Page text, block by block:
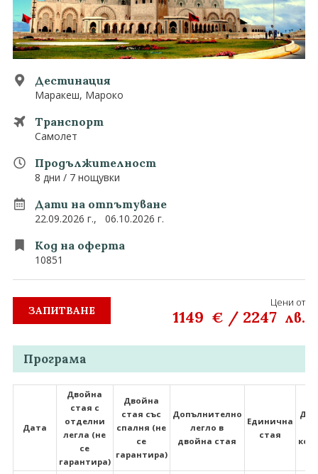
Екзотични
0882 907 335 Запитване
Последвайте ни
Дестинация
Маракеш, Мароко
Транспорт
Самолет
Продължителност
8 дни / 7 нощувки
Дати на отпътуване
22.09.2026 г., 06.10.2026 г.
Код на оферта
10851
ЗАПИТВАНЕ
Цени от
1149 € / 2247 лв.
Програма
Дата
Двойна
стая с
отделни
легла (не
се
гарантира)
Двойна
стая със
спалня (не
се
гарантира)
Допълнително
легло в
двойна стая
Единична
стая